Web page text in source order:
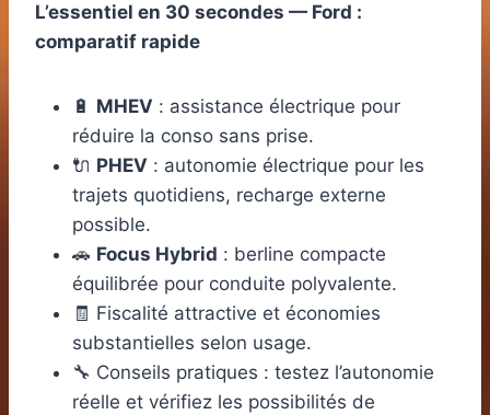
L’essentiel en 30 secondes — Ford :
comparatif rapide
🔋 MHEV : assistance électrique pour
réduire la conso sans prise.
🔌 PHEV : autonomie électrique pour les
trajets quotidiens, recharge externe
possible.
🚗 Focus Hybrid : berline compacte
équilibrée pour conduite polyvalente.
🧾 Fiscalité attractive et économies
substantielles selon usage.
🔧 Conseils pratiques : testez l’autonomie
réelle et vérifiez les possibilités de